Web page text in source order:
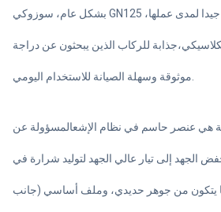
بشكل عام، سوزوكي GN125 هي دراجة نارية معروفة جيدا لمدى عملها،
للركاب الذين يبحثون عن دراجة
هي عنصر حاسم في نظام الإشعالمسؤولة عن
الجهد إلى تيار عالي الجهد لتوليد شرارة في
يتكون من جوهر حديدي، وملف أساسي (جانب